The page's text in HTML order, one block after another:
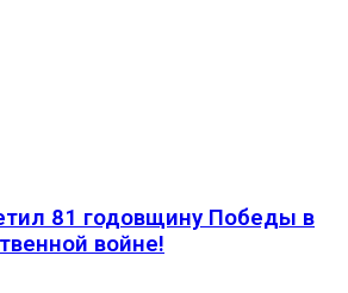
81 годовщину Победы в
войне!